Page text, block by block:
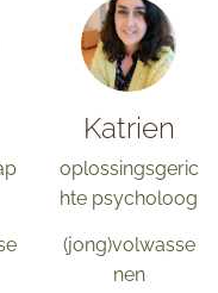
Katrien
oplossingsgeric
hte psycholoog
(jong)volwasse
nen